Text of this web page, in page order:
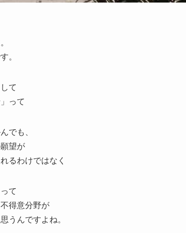
。
て
って
でも、
望が
るわけではなく
て
得意分野が
うんですよね。